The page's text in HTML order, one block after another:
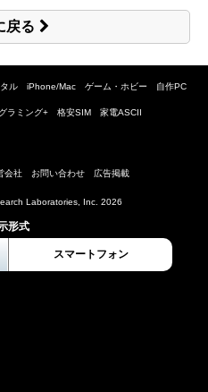
戻る
ル iPhone/Mac ゲーム・ホビー 自作PC
ラミング+ 格安SIM 家電ASCII
会社 お問い合わせ 広告掲載
Laboratories, Inc. 2026
形式
スマートフォン